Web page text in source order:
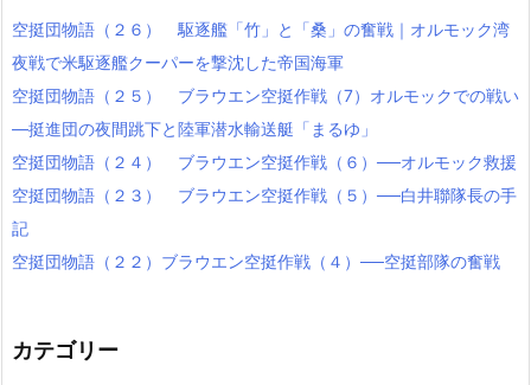
空挺団物語（２６） 駆逐艦「竹」と「桑」の奮戦｜オルモック湾
夜戦で米駆逐艦クーパーを撃沈した帝国海軍
空挺団物語（２５） ブラウエン空挺作戦（7）オルモックでの戦い
―挺進団の夜間跳下と陸軍潜水輸送艇「まるゆ」
空挺団物語（２４） ブラウエン空挺作戦（６）──オルモック救援
空挺団物語（２３） ブラウエン空挺作戦（５）──白井聯隊長の手
記
空挺団物語（２２）ブラウエン空挺作戦（４）──空挺部隊の奮戦
カテゴリー